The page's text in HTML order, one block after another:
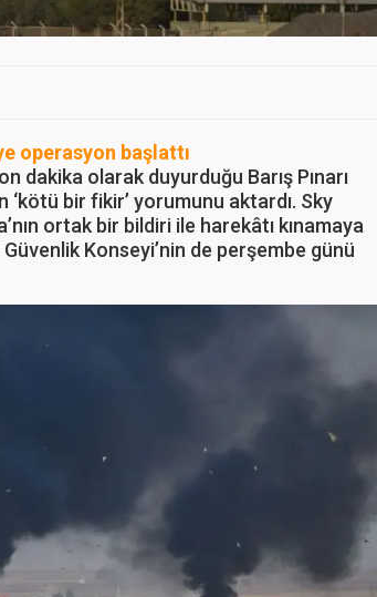
operasyon başlattı
dakika olarak duyurduğu Barış Pınarı
‘kötü bir fikir’ yorumunu aktardı. Sky
ortak bir bildiri ile harekâtı kınamaya
Konseyi’nin de perşembe günü